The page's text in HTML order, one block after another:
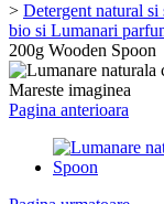
> Detergent natural
bio si Lumanari
200g Wooden Spoon
Mareste imaginea
Pagina anterioara